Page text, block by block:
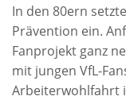
In den 80ern
Prävention ein.
Fanprojekt ganz
mit jungen VfL-
Arbeiterwohlfahrt